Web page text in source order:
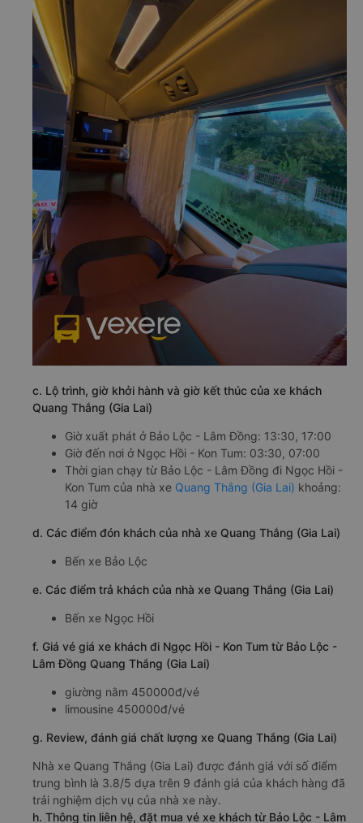
c. Lộ trình, giờ khởi hành và giờ kết thúc của xe khách
Quang Thắng (Gia Lai)
Giờ xuất phát ở Bảo Lộc - Lâm Đồng: 13:30, 17:00
Giờ đến nơi ở Ngọc Hồi - Kon Tum: 03:30, 07:00
Thời gian chạy từ Bảo Lộc - Lâm Đồng đi Ngọc Hồi -
Kon Tum của nhà xe Quang Thắng (Gia Lai) khoảng:
14 giờ
d. Các điểm đón khách của nhà xe Quang Thắng (Gia Lai)
Bến xe Bảo Lộc
e. Các điểm trả khách của nhà xe Quang Thắng (Gia Lai)
Bến xe Ngọc Hồi
f. Giá vé giá xe khách đi Ngọc Hồi - Kon Tum từ Bảo Lộc -
Lâm Đồng Quang Thắng (Gia Lai)
giường nằm 450000đ/vé
limousine 450000đ/vé
g. Review, đánh giá chất lượng xe Quang Thắng (Gia Lai)
Nhà xe Quang Thắng (Gia Lai) được đánh giá với số điểm
trung bình là 3.8/5 dựa trên 9 đánh giá của khách hàng đã
trải nghiệm dịch vụ của nhà xe này.
h. Thông tin liên hệ, đặt mua vé xe khách từ Bảo Lộc - Lâm